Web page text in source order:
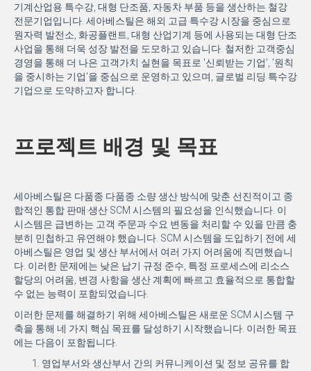
기계산업용 특수강, 대형 단조품, 자동차 부품 등을 생산하는 철강
전문기업입니다. 세아베스틸은 해외 고급 특수강 시장을 중심으로
원자력 발전소, 화공플랜트, 대형 산업기계 등에 사용되는 대형 단조
사업을 통해 더욱 성장 발전을 도모하고 있습니다. 철저한 고객중심
경영을 통해 더 나은 고객가치 실현을 목표로 '신뢰받는 기업', '원칙
을 중시하는 기업'을 중심으로 운영하고 있으며, 글로벌 리딩 특수강
기업으로 도약하고자 합니다.
프로젝트 배경 및 목표
세아베스틸은 다품종 다품종 소량 생산 방식에 맞춘 선진적이고 종
합적인 통합 판매·생산 SCM 시스템의 필요성을 인식했습니다. 이
시스템은 급변하는 고객 주문과 수요 변동을 처리할 수 있을 만큼 충
분히 민첩하고 유연해야 했습니다. SCM 시스템을 도입하기 전에 세
아베스틸은 영업 및 생산 부서에서 여러 가지 어려움에 직면했습니
다. 이러한 문제에는 낮은 납기 규정 준수, 특정 프로세스에 리소스
할당의 어려움, 변경 사항을 생산 계획에 빠르고 효율적으로 통합할
수 없는 능력이 포함되었습니다.
이러한 문제를 해결하기 위해 세아베스틸은 새로운 SCM 시스템 구
축을 통해 네 가지 핵심 목표를 달성하기 시작했습니다. 이러한 목표
에는 다음이 포함됩니다.
영업부서와 생산부서 간의 커뮤니케이션 및 정보 공유를 합